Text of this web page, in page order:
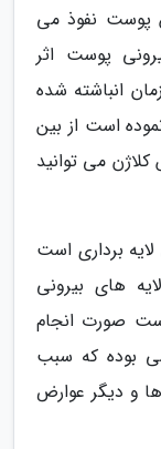
پوست نفوذ می
پوست اثر
انباشته شده
است از بین
می توانید
برداری است
های بیرونی
صورت انجام
بوده که سبب
و دیگر عوارض